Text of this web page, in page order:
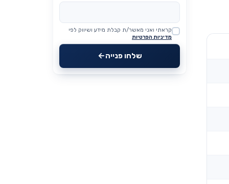
Website
קראתי ואני מאשר/ת קבלת מידע ושיווק לפי
מדיניות הפרטיות
שלחו פנייה